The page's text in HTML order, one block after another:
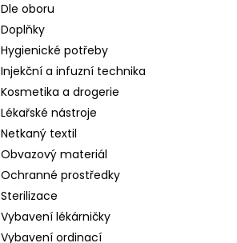
Dle oboru
Doplňky
Hygienické potřeby
Injekční a infuzní technika
Kosmetika a drogerie
Lékařské nástroje
Netkaný textil
Obvazový materiál
Ochranné prostředky
Sterilizace
Vybavení lékárničky
Vybavení ordinací